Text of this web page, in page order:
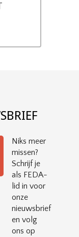
Niks meer
missen?
Schrijf je
als FEDA-
lid in voor
onze
nieuwsbrief
en volg
ons op